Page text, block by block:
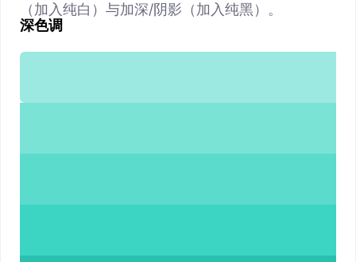
（加入纯白）与加深/阴影（加入纯黑）。
深色调